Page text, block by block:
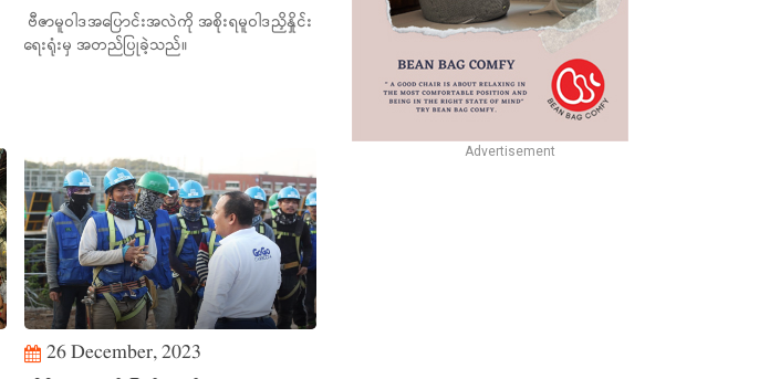
ဗီဇာမူဝါဒအပြောင်းအလဲကို အစိုးရမူဝါဒညှိနှိုင်း
ရေးရုံးမှ အတည်ပြုခဲ့သည်။
26 December, 2023